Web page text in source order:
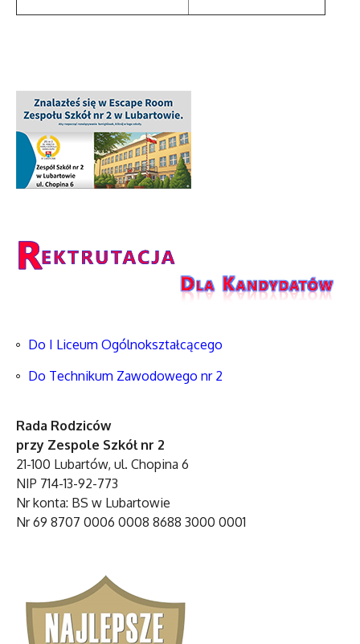
Do I Liceum Ogólnokształcącego
Do Technikum Zawodowego nr 2
Rada Rodziców
przy Zespole Szkół nr 2
21-100 Lubartów, ul. Chopina 6
NIP 714-13-92-773
Nr konta: BS w Lubartowie
Nr 69 8707 0006 0008 8688 3000 0001